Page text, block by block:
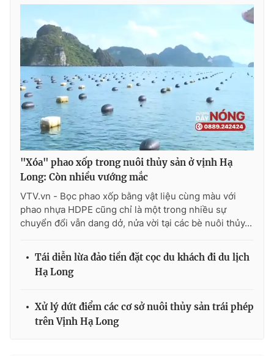
"Xóa" phao xốp trong nuôi thủy sản ở vịnh Hạ
Long: Còn nhiều vướng mắc
VTV.vn - Bọc phao xốp bằng vật liệu cùng màu với
phao nhựa HDPE cũng chỉ là một trong nhiều sự
chuyển đổi vẫn dang dở, nửa vời tại các bè nuôi thủy...
Tái diễn lừa đảo tiền đặt cọc du khách đi du lịch
Hạ Long
Xử lý dứt điểm các cơ sở nuôi thủy sản trái phép
trên Vịnh Hạ Long